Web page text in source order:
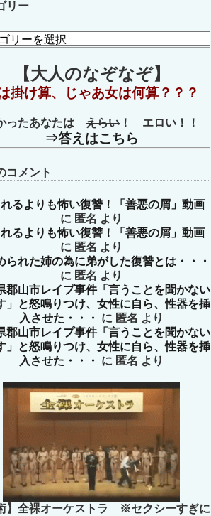
リー
【大人のなぞなぞ】
掛け算、じゃあ女は何算？？？
ったあなたは えらい ！ エロい！！
⇒答えはこちら
コメント
るよりも怖い復讐！「善悪の屑」動画
に 匿名 より
るよりも怖い復讐！「善悪の屑」動画
に 匿名 より
られた姉の為に弟がした復讐とは・・・
に 匿名 より
郡山市レイプ事件「言うことを聞かない
」と怒鳴りつけ、女性に自ら、性器を挿
入させた・・・
に 匿名 より
郡山市レイプ事件「言うことを聞かない
」と怒鳴りつけ、女性に自ら、性器を挿
入させた・・・
に 匿名 より
】全裸オーケストラ ※セクシーすぎに